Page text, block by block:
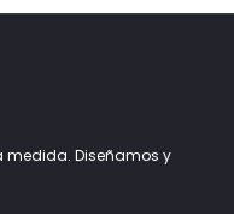
medida. Diseñamos y